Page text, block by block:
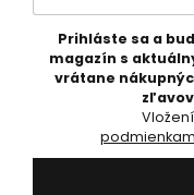
Prihláste sa a
magazín s
vrátane